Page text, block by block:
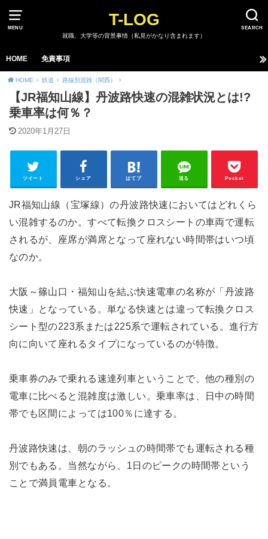
MENU SEARCH
T-LOG
就職、大学等の背景事情（私見がかなり含まれます）
HOME 免責事項
HOME 鉄道 路線別混雑（関西）
【JR福知山線】丹波路快速の混雑状況とは!?
乗車率は何％？
2020年1月27日
ツイート シェア はてブ 送る Pocket
JR福知山線（宝塚線）の丹波路快速においてはどれくら
い混雑するのか。すべて転換クロスシートの車両で運転
されるが、座席が満席となって座れない時間帯はいつ頃
なのか。
大阪～篠山口・福知山を結ぶ快速電車の名称が「丹波路
快速」となっている。単なる快速とは違って転換クロス
シート型の223系または225系で運転されている。進行方
向に向いて座れるタイプになっているのが特徴。
乗車券のみで乗れる速達列車ということで、他の種別の
電車に比べると混雑度は激しい。乗車率は、日中の時間
帯でも区間によっては100％に達する。
丹波路快速は、朝のラッシュの時間帯でも運転される種
別でもある。当然ながら、1日のピークの時間帯という
ことで満員電車となる。